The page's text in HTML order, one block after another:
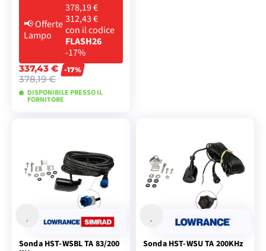
📢Offerte
Lampo
378,19 €
312,43 €
con il codice
FLASH26
-17%
337,43 €
378,19 €
-17%
DISPONIBILE PRESSO IL
FORNITORE
Sonda HST-WSBL TA 83/200
Sonda HST-WSU TA 200KHz